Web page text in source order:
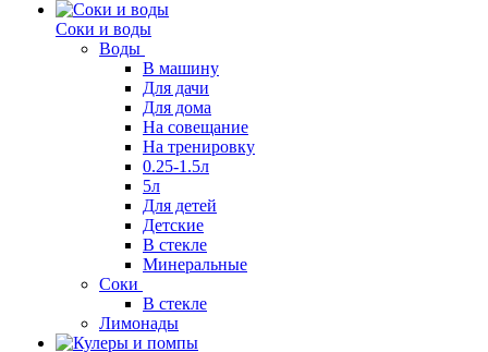
Соки и воды
Воды
В машину
Для дачи
Для дома
На совещание
На тренировку
0.25-1.5л
5л
Для детей
Детские
В стекле
Минеральные
Соки
В стекле
Лимонады